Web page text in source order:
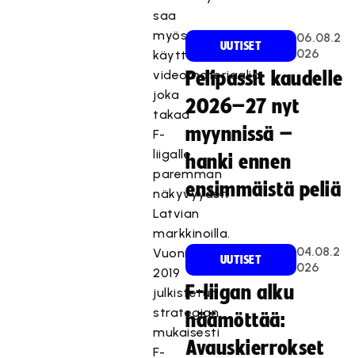
saa
myös
käyttöönsä
videomateriaalia,
joka
takaa
F-
liigalle
paremman
näkyvyyden
Latvian
markkinoilla.
Vuonna
2019
julkistetun
strategian
mukaisesti
F-
UUTISET
06.08.2
026
Pelipassit kaudelle
2026–27 nyt
myynnissä –
hanki ennen
ensimmäistä peliä
UUTISET
04.08.2
026
F-liigan alku
häämöttää:
Avauskierrokset